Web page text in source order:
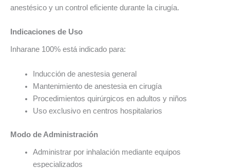
anestésico y un control eficiente durante la cirugía.
Indicaciones de Uso
Inharane 100% está indicado para:
Inducción de anestesia general
Mantenimiento de anestesia en cirugía
Procedimientos quirúrgicos en adultos y niños
Uso exclusivo en centros hospitalarios
Modo de Administración
Administrar por inhalación mediante equipos
especializados